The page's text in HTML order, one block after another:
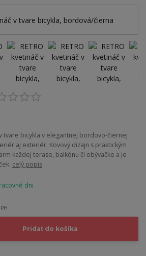
tvare bicykla v elegantnej bordovo-čiernej
aj exteriér. Kovový dizajn s praktickým
každej terase, balkónu či obývačke a je
celý popis
dni
Pridať do košíka